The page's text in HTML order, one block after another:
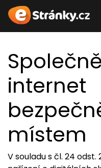
internet
místem
V souladu s čl. 24